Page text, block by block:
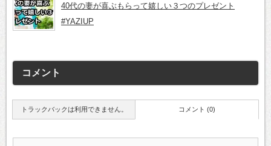
40代の妻が喜ぶもらって嬉しい３つのプレゼント
#YAZIUP
コメント
トラックバックは利用できません。 コメント (0)